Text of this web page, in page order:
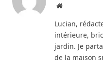
Website
Lucian,
intérieure,
jardin. Je
de la maison